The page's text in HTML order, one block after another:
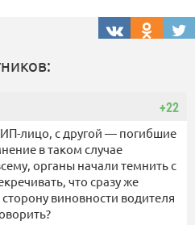
+22
лицо, с другой — погибшие
в таком случае
органы начали темнить с
что сразу же
виновности водителя